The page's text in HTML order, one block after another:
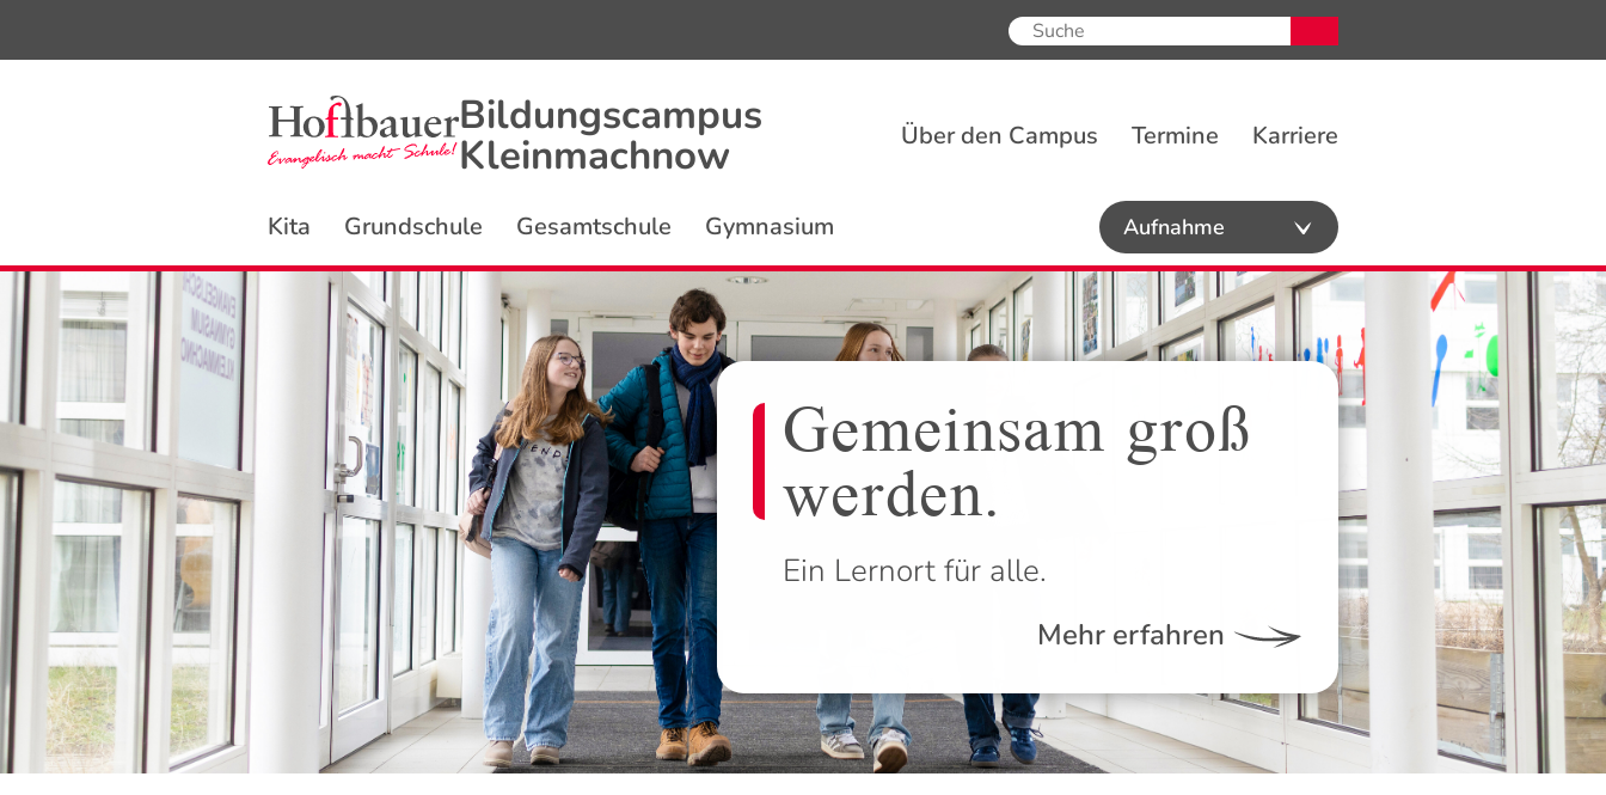
Bildungscampus
Kleinmachnow Über den Campus Termine Karriere
Kita Grundschule Gesamtschule Gymnasium Aufnahme
Gemeinsam groß
werden.
Ein Lernort für alle.
Mehr erfahren